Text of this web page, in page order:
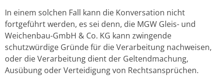
In einem solchen Fall kann die Konversation nicht
fortgeführt werden, es sei denn, die MGW Gleis- und
Weichenbau-GmbH & Co. KG kann zwingende
schutzwürdige Gründe für die Verarbeitung nachweisen,
oder die Verarbeitung dient der Geltendmachung,
Ausübung oder Verteidigung von Rechtsansprüchen.